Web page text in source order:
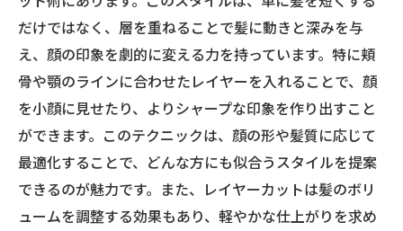
だけではなく、層を重ねることで髪に動きと深みを与
え、顔の印象を劇的に変える力を持っています。特に頬
骨や顎のラインに合わせたレイヤーを入れることで、顔
を小顔に見せたり、よりシャープな印象を作り出すこと
ができます。このテクニックは、顔の形や髪質に応じて
最適化することで、どんな方にも似合うスタイルを提案
できるのが魅力です。また、レイヤーカットは髪のボリ
ュームを調整する効果もあり、軽やかな仕上がりを求め